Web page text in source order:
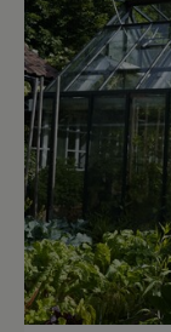
und
tanken. In
welche
werden
werden.